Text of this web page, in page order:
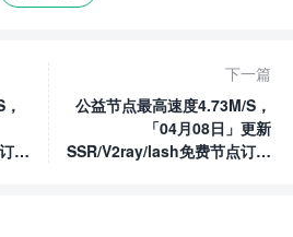
阅
下一篇
公益节点最高速度4.73M/S，
「04月08日」更新
SSR/V2ray/lash免费节点订阅